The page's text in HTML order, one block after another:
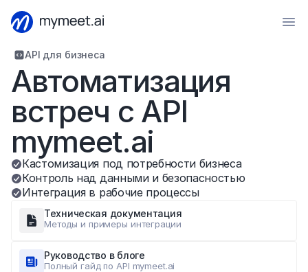
API для бизнеса
Автоматизация
встреч с API
mymeet.ai
Кастомизация под потребности бизнеса
Контроль над данными и безопасностью
Интеграция в рабочие процессы
Техническая документация
Методы и примеры интеграции
Руководство в блоге
Полный гайд по API mymeet.ai